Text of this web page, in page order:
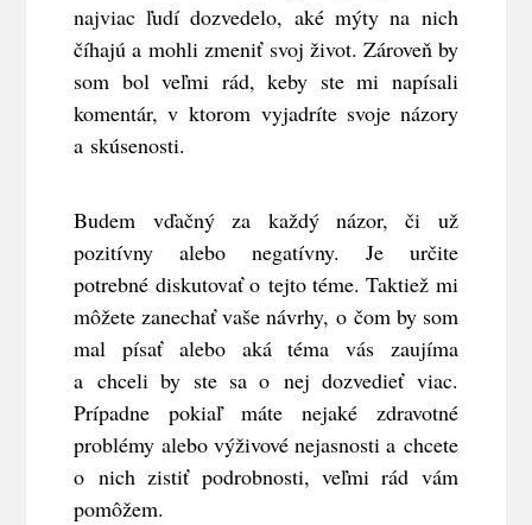
najviac ľudí dozvedelo, aké mýty na nich
číhajú a mohli zmeniť svoj život. Zároveň by
som bol veľmi rád, keby ste mi napísali
komentár, v ktorom vyjadríte svoje názory
a skúsenosti.
Budem vďačný za každý názor, či už
pozitívny alebo negatívny. Je určite
potrebné diskutovať o tejto téme. Taktiež mi
môžete zanechať vaše návrhy, o čom by som
mal písať alebo aká téma vás zaujíma
a chceli by ste sa o nej dozvedieť viac.
Prípadne pokiaľ máte nejaké zdravotné
problémy alebo výživové nejasnosti a chcete
o nich zistiť podrobnosti, veľmi rád vám
pomôžem.